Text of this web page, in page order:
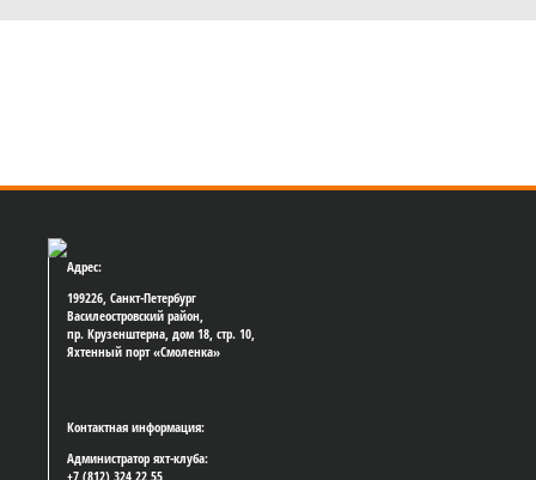
Адрес:
199226, Санкт-Петербург
Василеостровский район,
пр. Крузенштерна, дом 18, стр. 10,
Яхтенный порт «Смоленка»
Контактная информация:
Администратор яхт-клуба:
+7 (812) 324 22 55